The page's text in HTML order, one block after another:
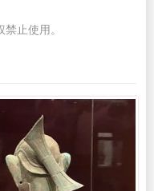
止使用。